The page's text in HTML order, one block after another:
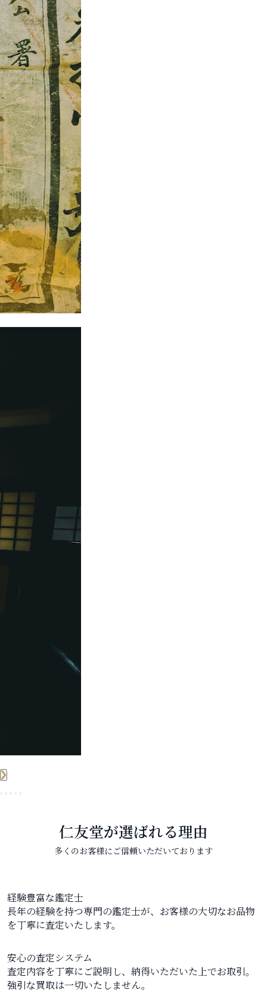
仁友堂が選ばれる理由
多くのお客様にご信頼いただいております
経験豊富な鑑定士
長年の経験を持つ専門の鑑定士が、お客様の大切なお品物
を丁寧に査定いたします。
安心の査定システム
査定内容を丁寧にご説明し、納得いただいた上でお取引。
強引な買取は一切いたしません。